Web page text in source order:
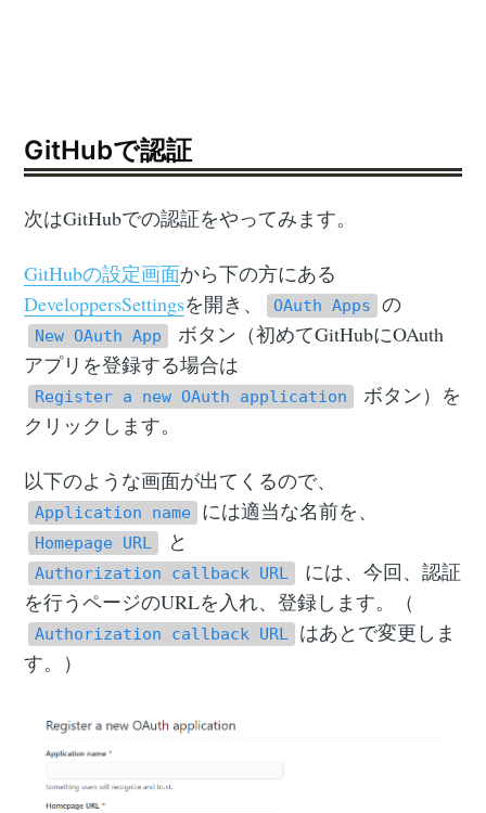
GitHubで認証
次はGitHubでの認証をやってみます。
GitHubの設定画面から下の方にある
DeveloppersSettingsを開き、 OAuth Apps の
New OAuth App
ボタン（初めてGitHubにOAuth
アプリを登録する場合は
Register a new OAuth application
ボタン）を
クリックします。
以下のような画面が出てくるので、
Application name には適当な名前を、
Homepage URL と
Authorization callback URL
には、今回、認証
を行うページのURLを入れ、登録します。（
Authorization callback URL
はあとで変更しま
す。）